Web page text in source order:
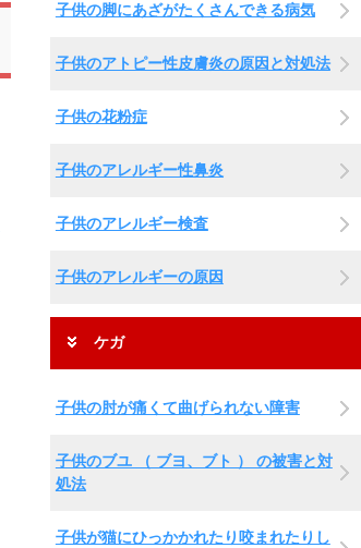
子供の脚にあざがたくさんできる病気
子供のアトピー性皮膚炎の原因と対処法
子供の花粉症
子供のアレルギー性鼻炎
子供のアレルギー検査
子供のアレルギーの原因
ケガ
子供の肘が痛くて曲げられない障害
子供のブユ （ ブヨ、ブト ） の被害と対
処法
子供が猫にひっかかれたり咬まれたりし